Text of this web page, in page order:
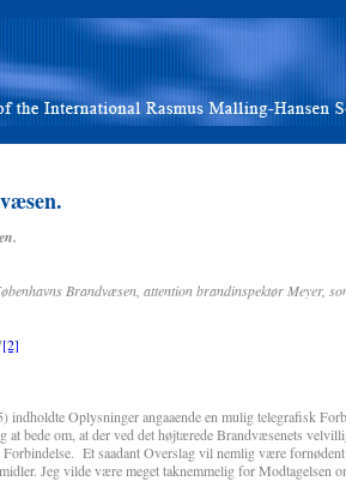
Brandvæsen, attention brandinspektør Meyer,
[2]
Oplysninger angaaende en mulig telegrafisk
at bede om, at der ved det højtærede Brandvæsenets
Et saadant Overslag vil nemlig være
Jeg vilde være meget taknemmelig for Modtagelsen